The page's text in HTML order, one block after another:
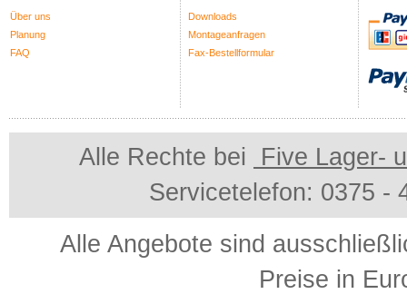
Über uns
Planung
FAQ
Downloads
Montageanfragen
Fax-Bestellformular
Alle Rechte bei
Five Lager-
Servicetelefon: 0375 -
Alle Angebote sind
Preise in